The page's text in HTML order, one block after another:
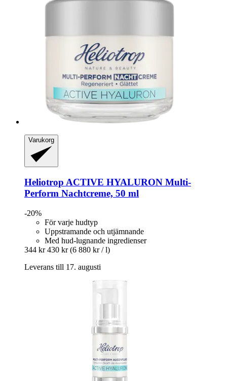
Varukorg
Heliotrop ACTIVE HYALURON Multi-​
Perform Nachtcreme, 50 ml
-20%
För varje hudtyp
Uppstramande och utjämnande
Med hud-lugnande ingredienser
344 kr 430 kr (6 880 kr / l)
Leverans till 17. augusti